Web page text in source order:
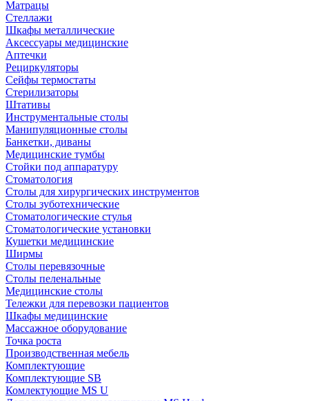
Матрацы
Стеллажи
Шкафы металлические
Аксессуары медицинские
Аптечки
Рециркуляторы
Сейфы термостаты
Стерилизаторы
Штативы
Инструментальные столы
Манипуляционные столы
Банкетки, диваны
Медицинские тумбы
Стойки под аппаратуру
Стоматология
Столы для хирургических инструментов
Столы зуботехнические
Стоматологические стулья
Стоматологические установки
Кушетки медицинские
Ширмы
Столы перевязочные
Столы пеленальные
Медицинские столы
Тележки для перевозки пациентов
Шкафы медицинские
Массажное оборудование
Точка роста
Производственная мебель
Комплектующие
Комплектующие SB
Комлектующие MS U